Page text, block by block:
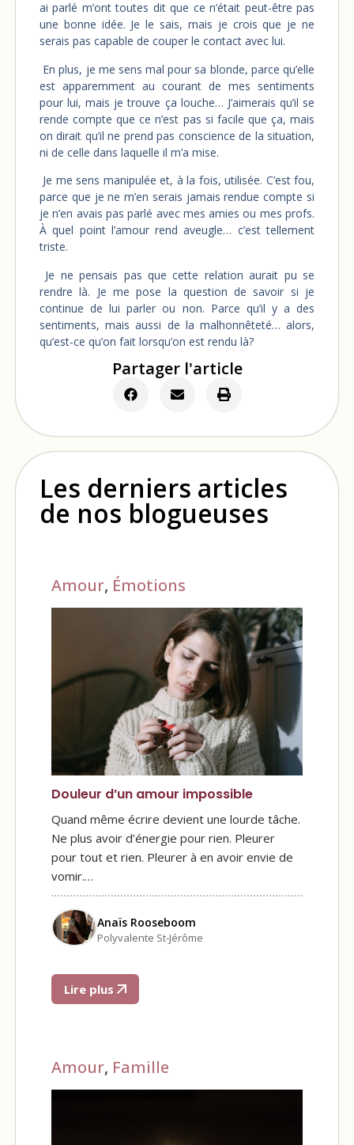
ai parlé m’ont toutes dit que ce n’était peut-être pas
une bonne idée. Je le sais, mais je crois que je ne
serais pas capable de couper le contact avec lui.
En plus, je me sens mal pour sa blonde, parce qu’elle
est apparemment au courant de mes sentiments
pour lui, mais je trouve ça louche… J’aimerais qu’il se
rende compte que ce n’est pas si facile que ça, mais
on dirait qu’il ne prend pas conscience de la situation,
ni de celle dans laquelle il m’a mise.
Je me sens manipulée et, à la fois, utilisée. C’est fou,
parce que je ne m’en serais jamais rendue compte si
je n’en avais pas parlé avec mes amies ou mes profs.
À quel point l’amour rend aveugle… c’est tellement
triste.
Je ne pensais pas que cette relation aurait pu se
rendre là. Je me pose la question de savoir si je
continue de lui parler ou non. Parce qu’il y a des
sentiments, mais aussi de la malhonnêteté… alors,
qu’est-ce qu’on fait lorsqu’on est rendu là?
Partager l'article
Les derniers articles
de nos blogueuses
Amour, Émotions
Douleur d’un amour impossible
Quand même écrire devient une lourde tâche.
Ne plus avoir d’énergie pour rien. Pleurer
pour tout et rien. Pleurer à en avoir envie de
vomir.…
Anaïs Rooseboom
Polyvalente St-Jérôme
Lire plus
Amour, Famille